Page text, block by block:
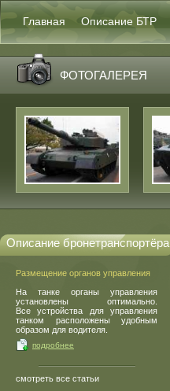
Главная Описание БТР
ФОТОГАЛЕРЕЯ
Описание бронетранспортёра
Размещение органов управления
На танке органы управления
установлены оптимально.
Все устройства для управления
танком расположены удобным
образом для водителя.
подробнее
смотреть все статьи